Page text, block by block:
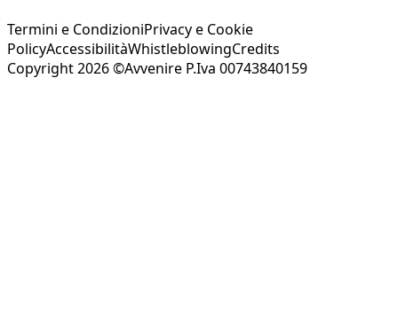
Termini e CondizioniPrivacy e Cookie
PolicyAccessibilitàWhistleblowingCredits
Copyright 2026 ©Avvenire P.Iva 00743840159